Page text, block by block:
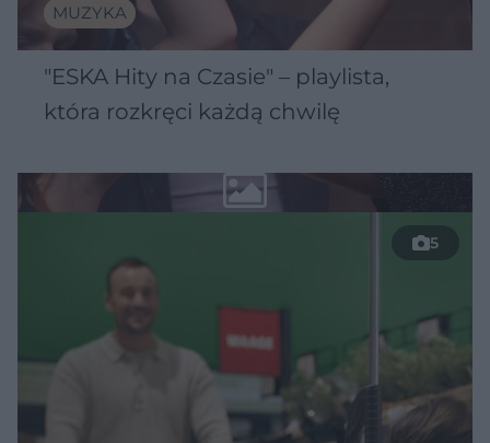
MUZYKA
"ESKA Hity na Czasie" – playlista,
która rozkręci każdą chwilę
5